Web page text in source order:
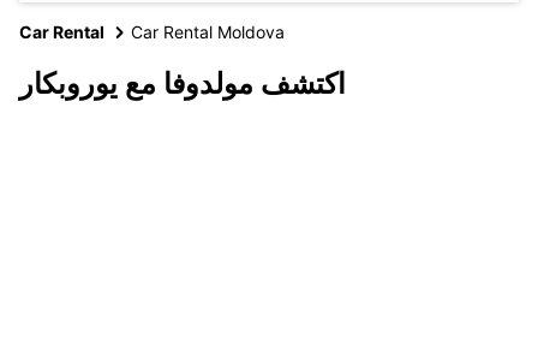
Car Rental Car Rental Moldova
اكتشف مولدوفا مع يوروبكار